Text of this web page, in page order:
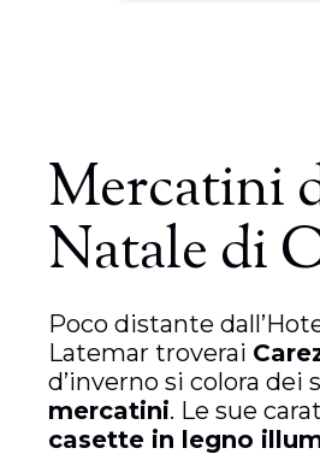
Mercatini
Natale di
Poco distante
Latemar troverai
d’inverno si colora dei
mercatini. Le sue
casette in legno